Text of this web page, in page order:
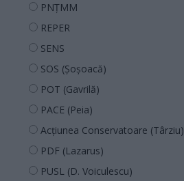
PNȚMM
REPER
SENS
SOS (Șoșoacă)
POT (Gavrilă)
PACE (Peia)
Acțiunea Conservatoare (Târziu)
PDF (Lazarus)
PUSL (D. Voiculescu)